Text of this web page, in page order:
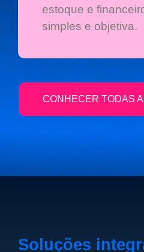
estoque e
simples e objetiva.
CONHECER TODAS
Soluções